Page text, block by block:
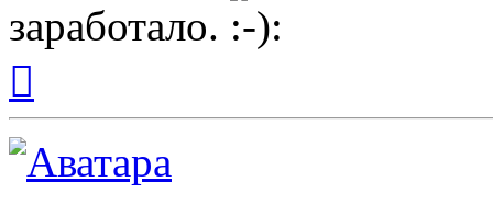
заработало.
началу